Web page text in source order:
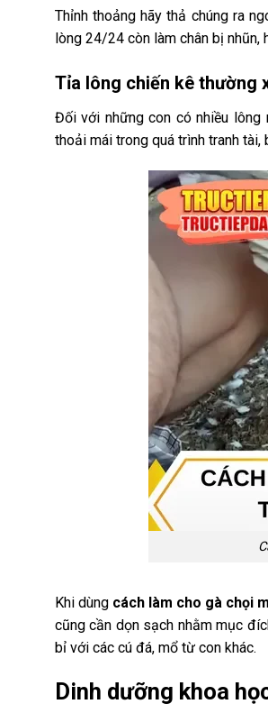
Thỉnh thoảng hãy thả chúng ra
lòng 24/24 còn làm chân bị
Tỉa lông chiến kê thường
Đối với những con có nhiều
thoải mái trong quá trình tranh
Khi dùng cách làm cho gà chọi
cũng cần dọn sạch nhằm mục
bỉ với các cú đá, mổ từ con khác.
Dinh dưỡng khoa